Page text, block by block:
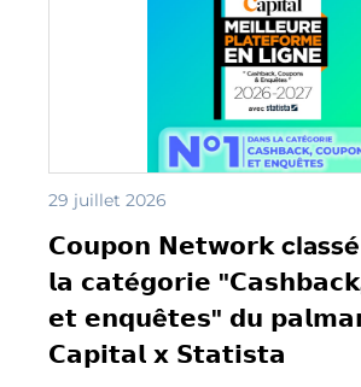
29 juillet 2026
𝗖𝗼𝘂𝗽𝗼𝗻 𝗡𝗲𝘁𝘄𝗼𝗿𝗸
𝗹𝗮 𝗰𝗮𝘁é𝗴𝗼𝗿𝗶𝗲
𝗲𝘁 𝗲𝗻𝗾𝘂ê𝘁𝗲𝘀" 𝗱𝘂
𝗖𝗮𝗽𝗶𝘁𝗮𝗹 𝘅 𝗦𝘁𝗮𝘁𝗶𝘀𝘁𝗮